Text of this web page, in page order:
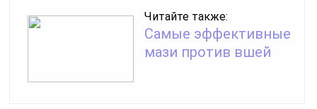
Читайте также:
Самые эффективные
мази против вшей